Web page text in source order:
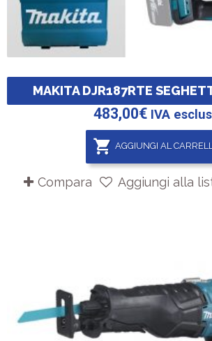
MAKITA DJR187RTE
483,00€ IVA
AGGIUNGI AL
Compara Aggiungi alla